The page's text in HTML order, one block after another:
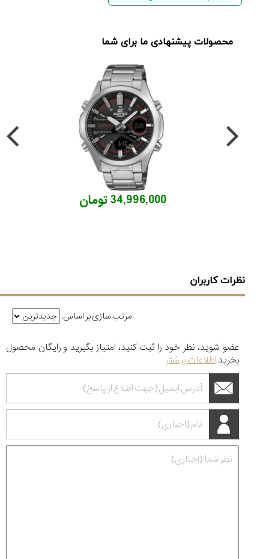
محصولات پیشنهادی ما برای شما
34,996,000 تومان
نظرات کاربران
مرتب سازی بر اساس:
عضو شوید، نظر خود را ثبت کنید، امتیاز بگیرید و رایگان محصول
بخریداطلاعات بیشتر